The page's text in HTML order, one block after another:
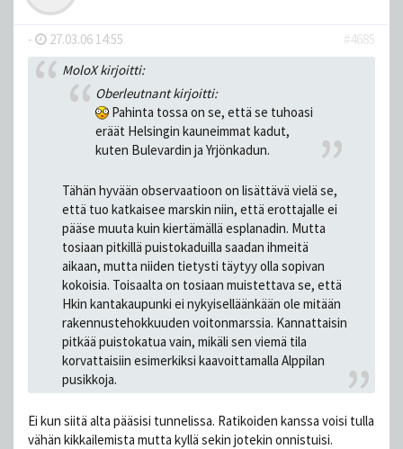
- 27.03.06 14:55
#4685
MoloX kirjoitti:
Oberleutnant kirjoitti:
Pahinta tossa on se, että se tuhoasi
eräät Helsingin kauneimmat kadut,
kuten Bulevardin ja Yrjönkadun.
Tähän hyvään observaatioon on lisättävä vielä se,
että tuo katkaisee marskin niin, että erottajalle ei
pääse muuta kuin kiertämällä esplanadin. Mutta
tosiaan pitkillä puistokaduilla saadan ihmeitä
aikaan, mutta niiden tietysti täytyy olla sopivan
kokoisia. Toisaalta on tosiaan muistettava se, että
Hkin kantakaupunki ei nykyiselläänkään ole mitään
rakennustehokkuuden voitonmarssia. Kannattaisin
pitkää puistokatua vain, mikäli sen viemä tila
korvattaisiin esimerkiksi kaavoittamalla Alppilan
pusikkoja.
Ei kun siitä alta pääsisi tunnelissa. Ratikoiden kanssa voisi tulla
vähän kikkailemista mutta kyllä sekin jotekin onnistuisi.